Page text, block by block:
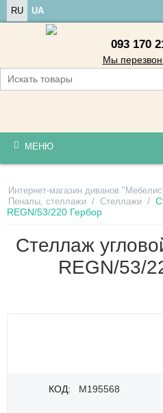
RU UA
093 170
Мы
МЕНЮ
Интернет-магазин диванов
Пеналы, стеллажи / Стеллажи /
REGN/53/220 Гербор
Стеллаж
REGN/53/
КОД: M195568